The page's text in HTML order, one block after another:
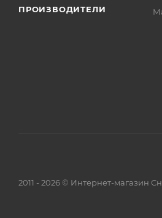
ПРОИЗВОДИТЕЛИ
2011 - 2026 © Интернет-магазин